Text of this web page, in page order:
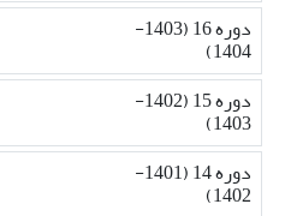
دوره 16 (1403-
1404)
دوره 15 (1402-
1403)
دوره 14 (1401-
1402)